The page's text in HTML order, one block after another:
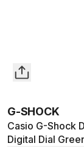
G-SHOCK
Casio G-Shock
Digital Dial